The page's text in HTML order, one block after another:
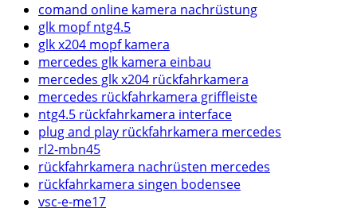
comand online kamera nachrüstung
glk mopf ntg4.5
glk x204 mopf kamera
mercedes glk kamera einbau
mercedes glk x204 rückfahrkamera
mercedes rückfahrkamera griffleiste
ntg4.5 rückfahrkamera interface
plug and play rückfahrkamera mercedes
rl2-mbn45
rückfahrkamera nachrüsten mercedes
rückfahrkamera singen bodensee
vsc-e-me17